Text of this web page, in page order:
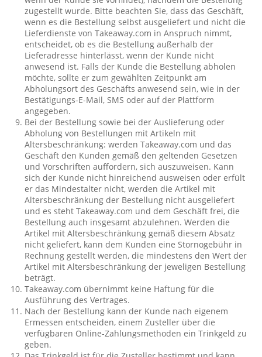
zugestellt wurde. Bitte beachten Sie, dass das Geschäft,
wenn es die Bestellung selbst ausgeliefert und nicht die
Lieferdienste von Takeaway.com in Anspruch nimmt,
entscheidet, ob es die Bestellung außerhalb der
Lieferadresse hinterlässt, wenn der Kunde nicht
anwesend ist. Falls der Kunde die Bestellung abholen
möchte, sollte er zum gewählten Zeitpunkt am
Abholungsort des Geschäfts anwesend sein, wie in der
Bestätigungs-E-Mail, SMS oder auf der Plattform
angegeben.
Bei der Bestellung sowie bei der Auslieferung oder
Abholung von Bestellungen mit Artikeln mit
Altersbeschränkung: werden Takeaway.com und das
Geschäft den Kunden gemäß den geltenden Gesetzen
und Vorschriften auffordern, sich auszuweisen. Kann
sich der Kunde nicht hinreichend ausweisen oder erfült
er das Mindestalter nicht, werden die Artikel mit
Altersbeschränkung der Bestellung nicht ausgeliefert
und es steht Takeaway.com und dem Geschäft frei, die
Bestellung auch insgesamt abzulehnen. Werden die
Artikel mit Altersbeschränkung gemäß diesem Absatz
nicht geliefert, kann dem Kunden eine Stornogebühr in
Rechnung gestellt werden, die mindestens den Wert der
Artikel mit Altersbeschränkung der jeweligen Bestellung
beträgt.
Takeaway.com übernimmt keine Haftung für die
Ausführung des Vertrages.
Nach der Bestellung kann der Kunde nach eigenem
Ermessen entscheiden, einem Zusteller über die
verfügbaren Online-Zahlungsmethoden ein Trinkgeld zu
geben.